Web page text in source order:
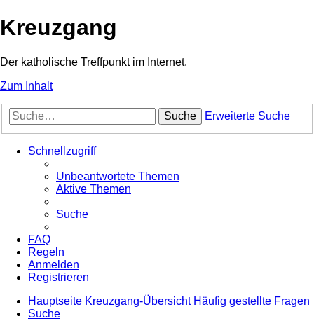
Kreuzgang
Der katholische Treffpunkt im Internet.
Zum Inhalt
Suche Erweiterte Suche
Schnellzugriff
Unbeantwortete Themen
Aktive Themen
Suche
FAQ
Regeln
Anmelden
Registrieren
Hauptseite Kreuzgang-Übersicht Häufig gestellte Fragen
Suche